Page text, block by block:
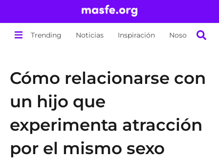
Trending Noticias Inspiración Nosotros
Cómo relacionarse con
un hijo que
experimenta atracción
por el mismo sexo